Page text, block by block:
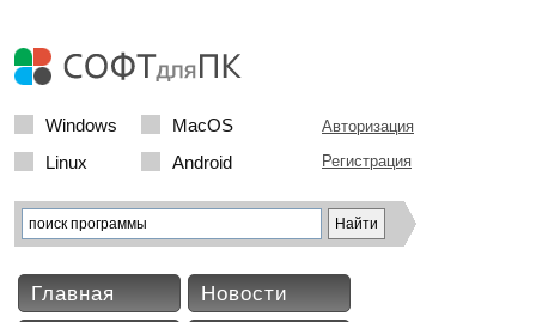
Windows
MacOS
Linux
Android
Авторизация
Регистрация
Главная
Новости